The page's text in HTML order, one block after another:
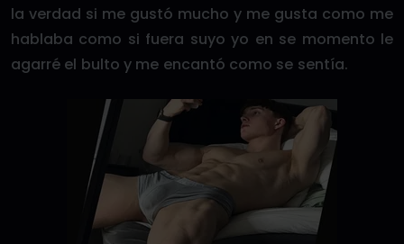
la verdad si me gustó mucho y me gusta como me
hablaba como si fuera suyo yo en se momento le
agarré el bulto y me encantó como se sentía.